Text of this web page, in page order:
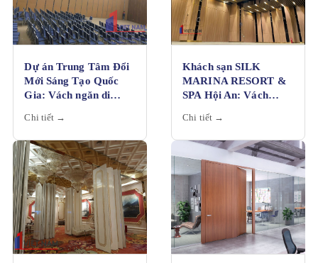
Dự án Trung Tâm Đổi
Mới Sáng Tạo Quốc
Gia: Vách ngăn di
kiện
Chi tiết →
Khách sạn SILK
MARINA RESORT &
SPA Hội An: Vách
âm và lam trần đẳng
cấp
Chi tiết →